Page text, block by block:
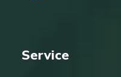
Service